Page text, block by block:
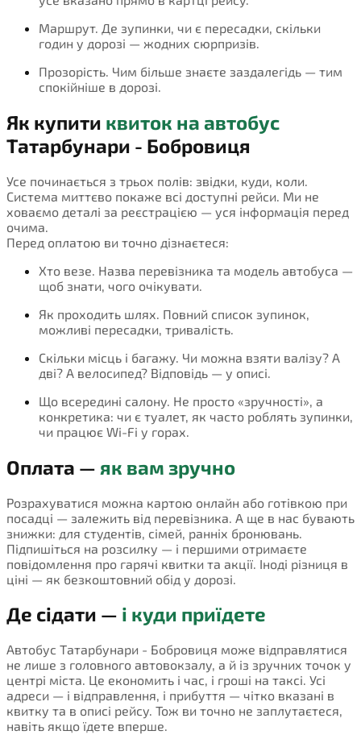
Маршрут. Де зупинки, чи є пересадки, скільки
годин у дорозі — жодних сюрпризів.
Прозорість. Чим більше знаєте заздалегідь — тим
спокійніше в дорозі.
Як купити квиток на автобус
Татарбунари - Бобровиця
Усе починається з трьох полів: звідки, куди, коли.
Система миттєво покаже всі доступні рейси. Ми не
ховаємо деталі за реєстрацією — уся інформація перед
очима.
Перед оплатою ви точно дізнаєтеся:
Хто везе. Назва перевізника та модель автобуса —
щоб знати, чого очікувати.
Як проходить шлях. Повний список зупинок,
можливі пересадки, тривалість.
Скільки місць і багажу. Чи можна взяти валізу? А
дві? А велосипед? Відповідь — у описі.
Що всередині салону. Не просто «зручності», а
конкретика: чи є туалет, як часто роблять зупинки,
чи працює Wi-Fi у горах.
Оплата — як вам зручно
Розрахуватися можна картою онлайн або готівкою при
посадці — залежить від перевізника. А ще в нас бувають
знижки: для студентів, сімей, ранніх бронювань.
Підпишіться на розсилку — і першими отримаєте
повідомлення про гарячі квитки та акції. Іноді різниця в
ціні — як безкоштовний обід у дорозі.
Де сідати — і куди приїдете
Автобус Татарбунари - Бобровиця може відправлятися
не лише з головного автовокзалу, а й із зручних точок у
центрі міста. Це економить і час, і гроші на таксі. Усі
адреси — і відправлення, і прибуття — чітко вказані в
квитку та в описі рейсу. Тож ви точно не заплутаєтеся,
навіть якщо їдете вперше.